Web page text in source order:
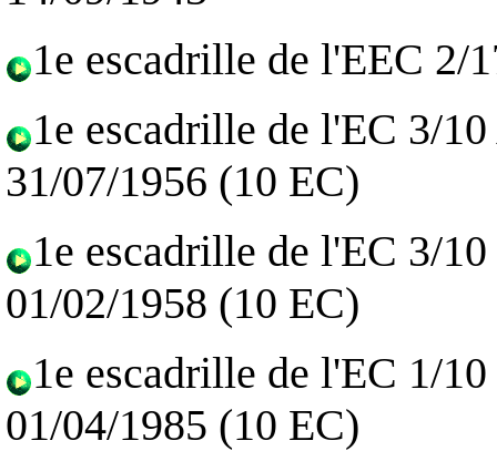
1e escadrille de l'EEC 2/
1e escadrille de l'EC 3/
31/07/1956 (10 EC)
1e escadrille de l'EC 3/
01/02/1958 (10 EC)
1e escadrille de l'EC 1/
01/04/1985 (10 EC)